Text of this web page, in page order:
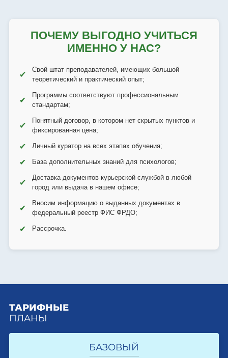
ПОЧЕМУ ВЫГОДНО УЧИТЬСЯ
ИМЕННО У НАС?
✔
Свой штат преподавателей, имеющих большой
теоретический и практический опыт;
✔
Программы соответствуют профессиональным
стандартам;
✔
Понятный договор, в котором нет скрытых пунктов и
фиксированная цена;
✔ Личный куратор на всех этапах обучения;
✔ База дополнительных знаний для психологов;
✔
Доставка документов курьерской службой в любой
город или выдача в нашем офисе;
✔
Вносим информацию о выданных документах в
федеральный реестр ФИС ФРДО;
✔ Рассрочка.
ТАРИФНЫЕ
ПЛАНЫ
БАЗОВЫЙ